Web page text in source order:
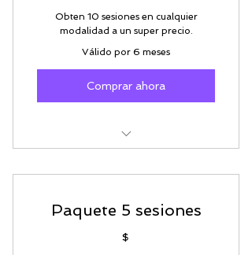
Obten 10 sesiones en cualquier
modalidad a un super precio.
Válido por 6 meses
Comprar ahora
Paquete 5 sesiones
$